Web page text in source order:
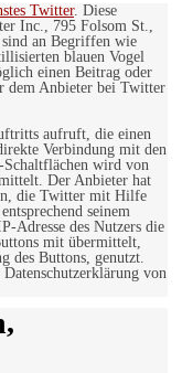
Twitter. Diese
Inc., 795 Folsom St.,
an Begriffen wie
blauen Vogel
einen Beitrag oder
dem Anbieter bei Twitter
aufruft, die einen
Verbindung mit den
wird von
Der Anbieter hat
die Twitter mit Hilfe
seinem
Adresse des Nutzers die
mit übermittelt,
des Buttons, genutzt.
von